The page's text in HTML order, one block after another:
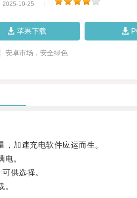
2025-10-25
苹果下载
安卓市场，安全绿色
加速充电软件应运而生。
。
供选择。